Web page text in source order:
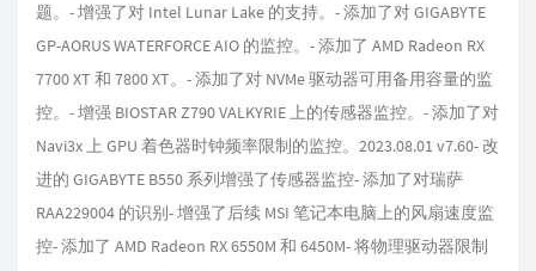
题。- 增强了对 Intel Lunar Lake 的支持。- 添加了对 GIGABYTE
GP-AORUS WATERFORCE AIO 的监控。- 添加了 AMD Radeon RX
7700 XT 和 7800 XT。- 添加了对 NVMe 驱动器可用备用容量的监
控。- 增强 BIOSTAR Z790 VALKYRIE 上的传感器监控。- 添加了对
Navi3x 上 GPU 着色器时钟频率限制的监控。2023.08.01 v7.60- 改
进的 GIGABYTE B550 系列增强了传感器监控- 添加了对瑞萨
RAA229004 的识别- 增强了后续 MSI 笔记本电脑上的风扇速度监
控- 添加了 AMD Radeon RX 6550M 和 6450M- 将物理驱动器限制